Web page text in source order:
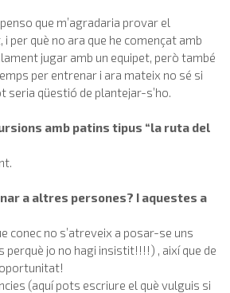
que m’agradaria provar el
per què no ara que he començat amb
jugar amb un equipet, però també
per entrenar i ara mateix no sé si
seria qüestió de plantejar-s’ho.
amb patins tipus “la ruta del
a altres persones? I aquestes a
conec no s’atreveix a posar-se uns
perquè jo no hagi insistit!!!!) , així que de
(aquí pots escriure el què vulguis si